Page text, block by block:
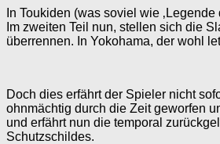
In Toukiden (was soviel wie
Im zweiten Teil nun, stellen sich die
überrennen. In Yokohama, der wohl
Doch dies erfährt der Spieler nicht
ohnmächtig durch die Zeit geworfen
und erfährt nun die temporal
Schutzschildes.